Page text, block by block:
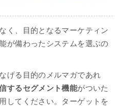
く、目的となるマーケティン
が備わったシステムを選ぶの
げる目的のメルマガであれ
するセグメント機能がついた
してください。ターゲットを